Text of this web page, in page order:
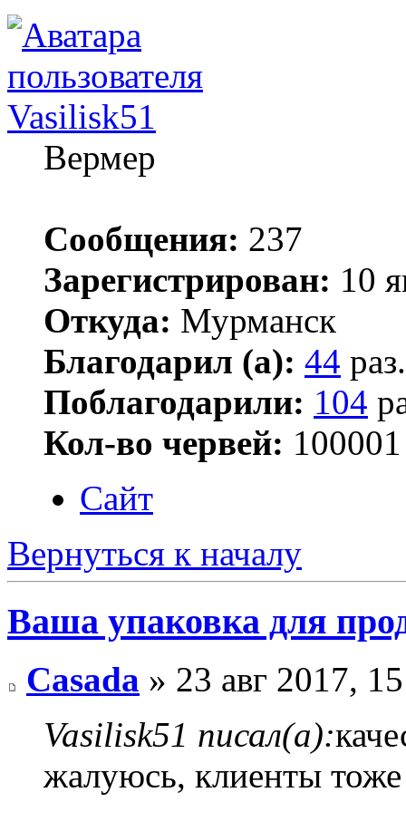
Vasilisk51
Вермер
Сообщения: 237
Зарегистрирован: 10
Откуда: Мурманск
Благодарил (а): 44 раз.
Поблагодарили: 104
Кол-во червей: 100001
Сайт
Вернуться к началу
Ваша упаковка для
Casada » 23 авг 2017,
Vasilisk51 писал(а):
жалуюсь, клиенты